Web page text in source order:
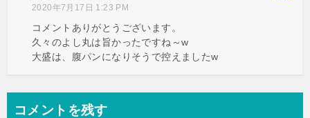
2020年7月17日 1:23 PM
コメントありがとうございます。
久々のよし丸は旨かったですね～w
大盛は、腹パンになりそうで控えましたw
コメントを残す